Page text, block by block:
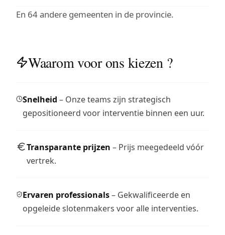
En 64 andere gemeenten in de provincie.
Waarom voor ons kiezen ?
Snelheid – Onze teams zijn strategisch
gepositioneerd voor interventie binnen een uur.
Transparante prijzen – Prijs meegedeeld vóór
vertrek.
Ervaren professionals– Gekwalificeerde en
opgeleide slotenmakers voor alle interventies.